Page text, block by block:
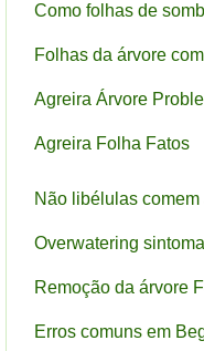
Como folhas de
Folhas da árvore
Agreira Árvore
Agreira Folha Fatos
Não libélulas
Overwatering
Remoção da árvore
Erros comuns em